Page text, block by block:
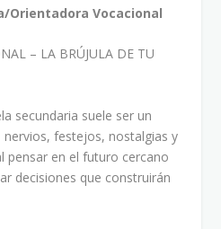
Orientadora Vocacional
– LA BRÚJULA DE TU
secundaria suele ser un
festejos, nostalgias y
pensar en el futuro cercano
decisiones que construirán